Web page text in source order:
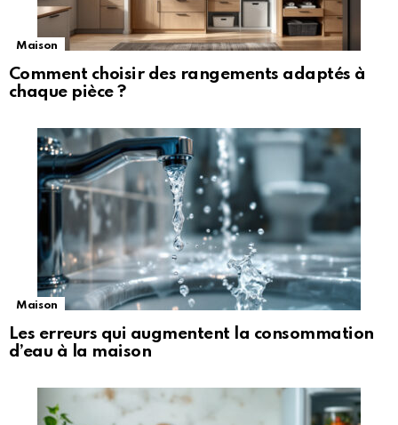
Maison
Comment choisir des rangements adaptés à
chaque pièce ?
Maison
Les erreurs qui augmentent la consommation
d’eau à la maison